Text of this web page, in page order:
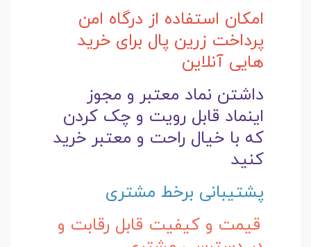
امکان استفاده از درگاه امن
پرداخت زرین پال برای خرید
هایی آنلاین
داشتن نماد معتبر و مجوز
اینماد قابل رویت و چک کردن
که با خیال راحت و معتبر خرید
کنید
پشتیبانی برخط مشتری
قیمت و کیفیت قابل رقابت و